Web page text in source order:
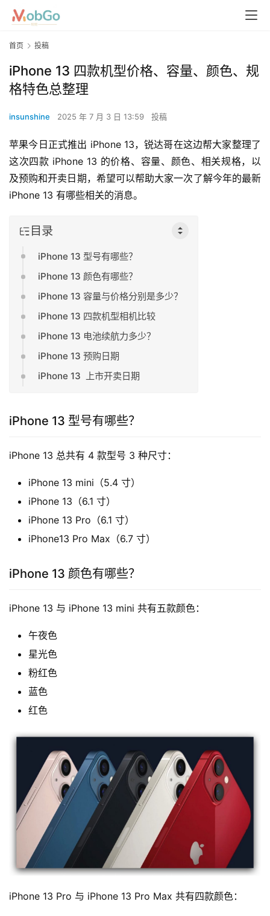
首页 投稿
iPhone 13 四款机型价格、容量、颜色、规
格特色总整理
insunshine 2025 年 7 月 3 日 13:59 投稿
苹果今日正式推出 iPhone 13，锐达哥在这边帮大家整理了
这次四款 iPhone 13 的价格、容量、颜色、相关规格，以
及预购和开卖日期，希望可以帮助大家一次了解今年的最新
iPhone 13 有哪些相关的消息。
目录
iPhone 13 型号有哪些？
iPhone 13 颜色有哪些？
iPhone 13 容量与价格分别是多少？
iPhone 13 四款机型相机比较
iPhone 13 电池续航力多少？
iPhone 13 预购日期
iPhone 13 上市开卖日期
iPhone 13 型号有哪些？
iPhone 13 总共有 4 款型号 3 种尺寸：
iPhone 13 mini（5.4 寸）
iPhone 13（6.1 寸）
iPhone 13 Pro（6.1 寸）
iPhone13 Pro Max（6.7 寸）
iPhone 13 颜色有哪些？
iPhone 13 与 iPhone 13 mini 共有五款颜色：
午夜色
星光色
粉红色
蓝色
红色
iPhone 13 Pro 与 iPhone 13 Pro Max 共有四款颜色：